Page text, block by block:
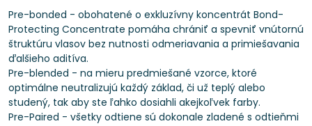
Pre-bonded - obohatené o exkluzívny koncentrát Bond-
Protecting Concentrate pomáha chrániť a spevniť vnútornú
štruktúru vlasov bez nutnosti odmeriavania a primiešavania
ďalšieho aditíva.
Pre-blended - na mieru predmiešané vzorce, ktoré
optimálne neutralizujú každý základ, či už teplý alebo
studený, tak aby ste ľahko dosiahli akejkoľvek farby.
Pre-Paired - všetky odtiene sú dokonale zladené s odtieňmi